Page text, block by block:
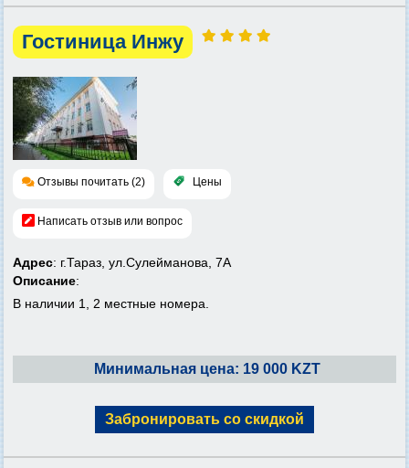
Гостиница Инжу
Отзывы почитать (2) Цены
Написать отзыв или вопрос
Адрес: г.Тараз, ул.Сулейманова, 7А
Описание:
В наличии 1, 2 местные номера.
Минимальная цена: 19 000 KZT
Забронировать со скидкой